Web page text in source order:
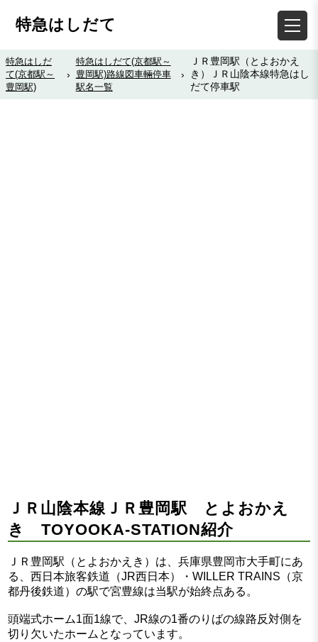
特急はしだて
特急はしだ
て(京都駅～
豊岡駅)
›
特急はしだて(京都駅～
豊岡駅)路線図車輛停車
駅名一覧
›
ＪＲ豊岡駅（とよおかえ
き）ＪＲ山陰本線特急はし
だて停車駅
ＪＲ山陰本線ＪＲ豊岡駅 とよおかえ
き TOYOOKA-STATION紹介
ＪＲ豊岡駅（とよおかえき）は、兵庫県豊岡市大手町にあ
る、西日本旅客鉄道（JR西日本）・WILLER TRAINS（京
都丹後鉄道）の駅で宮豊線は当駅が始終点ある。
頭端式ホーム1面1線で、JR線の1番のりばの線路反対側を
切り欠いたホームとなっています。